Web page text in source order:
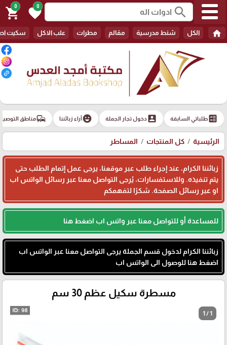
search
0
favorite
0
shopping_cart
home الكل شنط مدرسية مقالم مطرات علب الاكل سكيت
ballotطلباتي السابقة account_boxدخول تجار الجملة emoji_emotionsآراء زبائننا commuteمناطق
الرئيسية كل المنتجات المساطر
زبائننا الكرام، عند إجراء طلب عبر موقعنا، يرجى عمل إتمام الطلب حتى
يتم تنفيذه. وللاستفسارات، يُرجى التواصل معنا عبر رسائل الواتس اب
او عبر رسائل الصفحة. شكرًا لتفهمكم
للمساعدة أو للتواصل معنا عبر واتس اب اضغط هنا
زبائننا الكرام لدخول قسم الجملة يرجى التواصل معنا عبر الواتس اب
اضغط هنا للوصول الى الواتس اب
مسطرة سكيل عظم 30 سم
1 / 1